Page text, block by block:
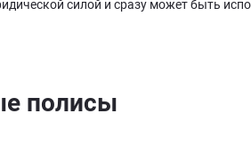
силой и сразу может быть
полисы